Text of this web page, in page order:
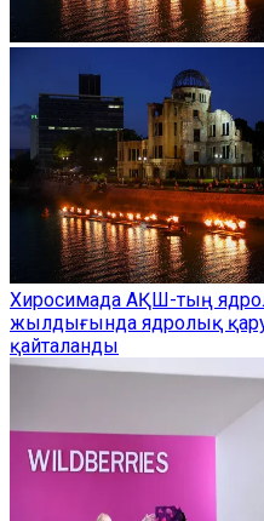
Хиросимада АҚШ-тың
жылдығында ядролық
қайталанды